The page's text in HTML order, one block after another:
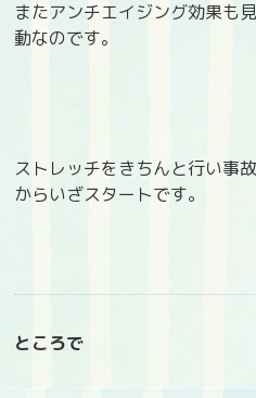
またアンチエイジング効果も
動なのです。
ストレッチをきちんと行い事
からいざスタートです。
ところで